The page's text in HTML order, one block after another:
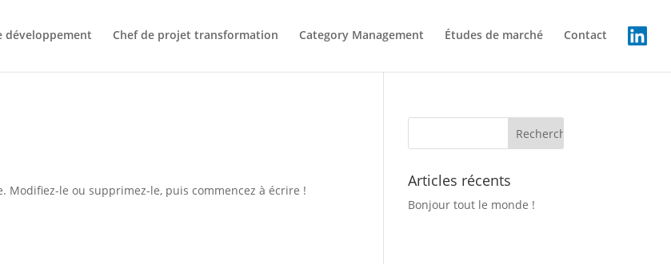
développement Chef de projet transformation Category Management Études de marché Contact
Modifiez-le ou supprimez-le, puis commencez à écrire !
Articles récents
Bonjour tout le monde !